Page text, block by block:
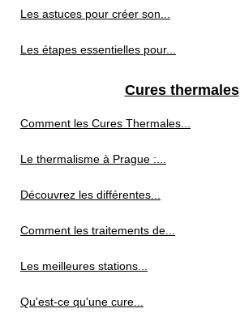
Les astuces pour créer son...
Les étapes essentielles pour...
Cures thermales
Comment les Cures Thermales...
Le thermalisme à Prague :...
Découvrez les différentes...
Comment les traitements de...
Les meilleures stations...
Qu'est-ce qu'une cure...